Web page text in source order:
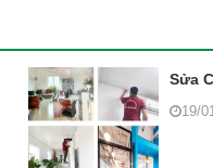
Sửa
19/